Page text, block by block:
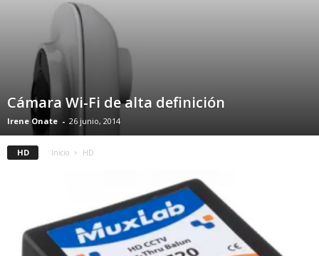
Cámara Wi-Fi de alta definición
Irene Onate - 26 junio, 2014
HD Inicio HD